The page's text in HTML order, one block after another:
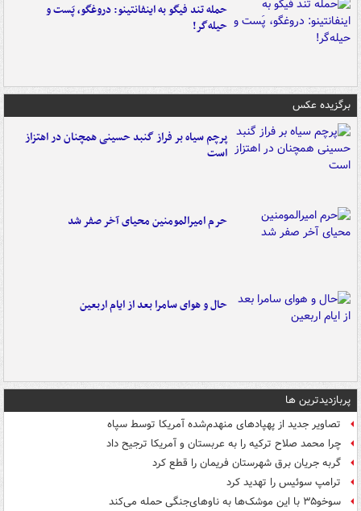
حمله تند فیگو به اینفانتینو: دروغگو، پَست‌ و
حیله‌گر!
برگزیده عکس
پرچم سیاه بر فراز گنبد حسینی همچنان در اهتزاز
است
حرم امیرالمومنین محیای آخر صفر شد
حال و هوای سامرا بعد از ایام اربعین
پربازدیدترین ها
تصاویر جدید از پهپادهای منهدم‌شده آمریکا توسط سپاه
چرا محمد صلاح ترکیه را به عربستان و آمریکا ترجیح داد
گربه جریان برق شهرستان فریمان را قطع کرد
ترامپ سوئیس را تهدید کرد
سوخو۳۵ با این موشک‌ها به ناوهای‌جنگی حمله می‌کند